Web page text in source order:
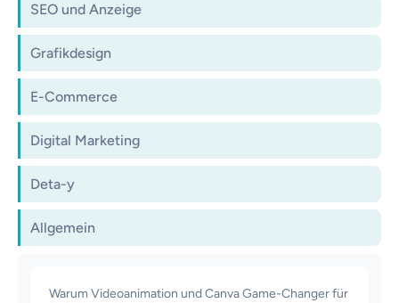
SEO und Anzeige
Grafikdesign
E-Commerce
Digital Marketing
Deta-y
Allgemein
Warum Videoanimation und Canva Game-Changer für